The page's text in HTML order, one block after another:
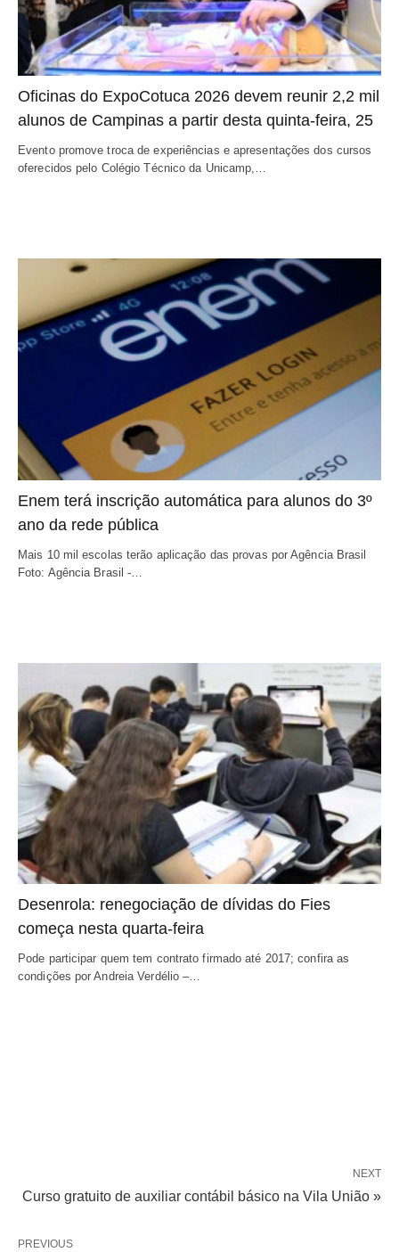
Oficinas do ExpoCotuca 2026 devem reunir 2,2 mil
alunos de Campinas a partir desta quinta-feira, 25
Evento promove troca de experiências e apresentações dos cursos
oferecidos pelo Colégio Técnico da Unicamp,…
Enem terá inscrição automática para alunos do 3º
ano da rede pública
Mais 10 mil escolas terão aplicação das provas por Agência Brasil
Foto: Agência Brasil -…
Desenrola: renegociação de dívidas do Fies
começa nesta quarta-feira
Pode participar quem tem contrato firmado até 2017; confira as
condições por Andreia Verdélio –…
NEXT
Curso gratuito de auxiliar contábil básico na Vila União »
PREVIOUS